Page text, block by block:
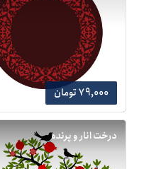
79,000 تومان
درخت انار و پرنده